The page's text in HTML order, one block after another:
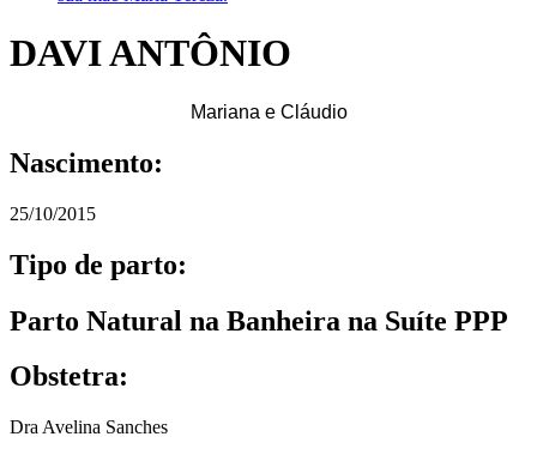
DAVI ANTÔNIO
Mariana e Cláudio
Nascimento:
25/10/2015
Tipo de parto:
Parto Natural na Banheira na Suíte PPP
Obstetra:
Dra Avelina Sanches